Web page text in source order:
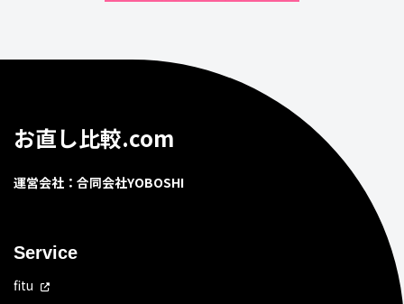
お直し比較.com
運営会社：合同会社YOBOSHI
Service
fitu